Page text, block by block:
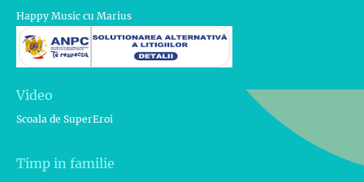
Happy Music cu Marius
Video
Scoala de SuperEroi
Timp in familie